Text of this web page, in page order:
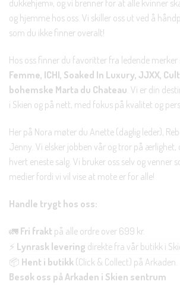
dukkehjem», og vi brenner for at alle kvinner
og hjemme hos oss. Vi skiller oss ut ved å
som du ikke finner overalt!
Hos oss finner du favoritter fra ledende merker
Femme, ICHI, Soaked In Luxury, JJXX,
bohemske Marta du Chateau. Vi er din
i Skien og på nett, med fokus på kvalitet og
Her på Nora møter du Anette (daglig leder),
Jenny. Vi elsker jobben vår og tror på ærlighet,
hvert eneste salg. Vi bruker oss selv og venner
medier fordi vi vil vise at mote er for alle!
Handle trygt hos oss:
🚛 Fri frakt på alle ordre over 699 kr.
⚡ Lynrask levering direkte fra vår butikk i
📦 Hent i butikk (Click & Collect) på Arkaden.
Besøk oss på Arkaden i Skien sentrum